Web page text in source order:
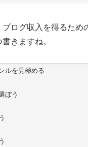
ブログ収入を得るため
きますね。
ルを見極める
ぼう